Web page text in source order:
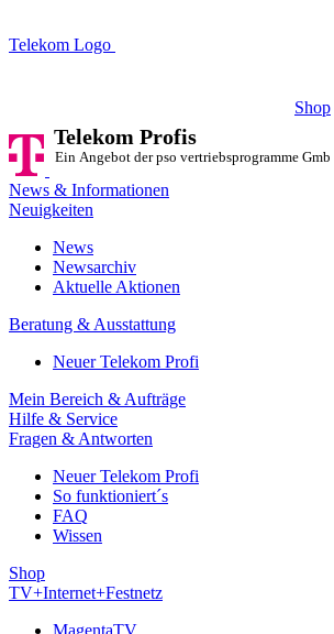
Telekom Logo
Shop
Telekom Profis
Ein Angebot der pso vertriebsprogramme GmbH
News & Informationen
Neuigkeiten
News
Newsarchiv
Aktuelle Aktionen
Beratung & Ausstattung
Neuer Telekom Profi
Mein Bereich & Aufträge
Hilfe & Service
Fragen & Antworten
Neuer Telekom Profi
So funktioniert´s
FAQ
Wissen
Shop
TV+Internet+Festnetz
MagentaTV